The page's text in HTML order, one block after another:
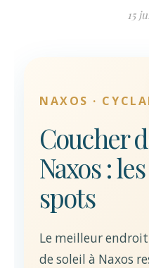
15
NAXOS ·
Coucher
Naxos :
spots
Le meilleur
de soleil à Naxos